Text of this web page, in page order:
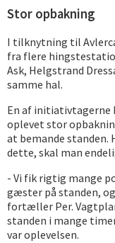
Stor opbakning
I tilknytning til
fra flere
Ask, Helgstrand
samme hal.
En af initiativtagerne
oplevet stor
at bemande
dette, skal man
- Vi fik rigtig mange
gæster på standen,
fortæller Per.
standen i mange
var oplevelsen.